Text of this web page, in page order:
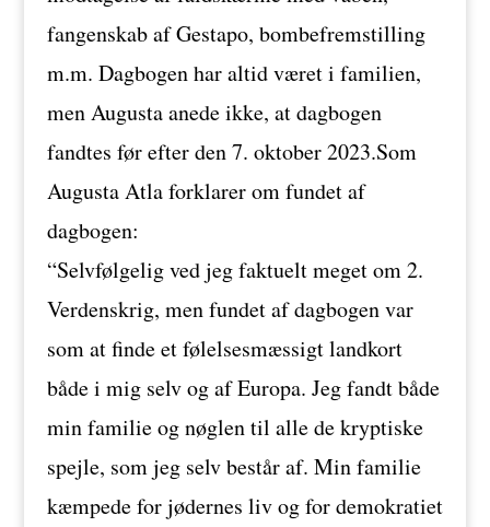
fangenskab af Gestapo, bombefremstilling
m.m. Dagbogen har altid været i familien,
men Augusta anede ikke, at dagbogen
fandtes før efter den 7. oktober 2023.Som
Augusta Atla forklarer om fundet af
dagbogen:
“Selvfølgelig ved jeg faktuelt meget om 2.
Verdenskrig, men fundet af dagbogen var
som at finde et følelsesmæssigt landkort
både i mig selv og af Europa. Jeg fandt både
min familie og nøglen til alle de kryptiske
spejle, som jeg selv består af. Min familie
kæmpede for jødernes liv og for demokratiet